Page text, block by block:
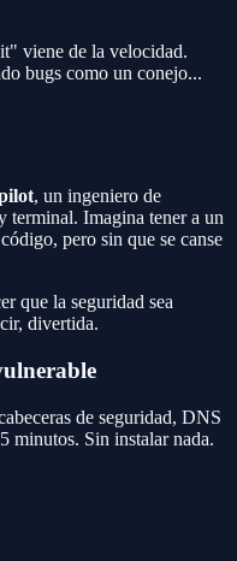
viene de la velocidad.
bugs como un conejo...
, un ingeniero de
terminal. Imagina tener a un
pero sin que se canse
que la seguridad sea
divertida.
de seguridad, DNS
minutos. Sin instalar nada.